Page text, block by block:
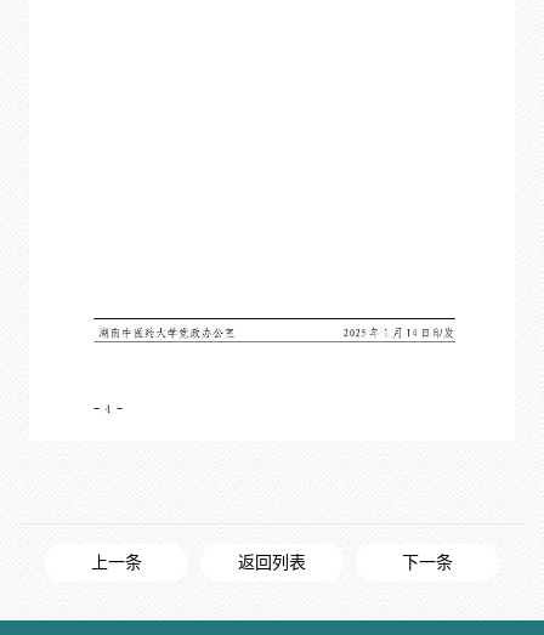
上一条 返回列表 下一条